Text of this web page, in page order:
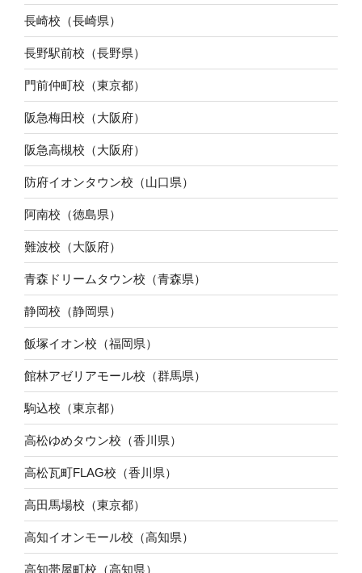
長崎校（長崎県）
長野駅前校（長野県）
門前仲町校（東京都）
阪急梅田校（大阪府）
阪急高槻校（大阪府）
防府イオンタウン校（山口県）
阿南校（徳島県）
難波校（大阪府）
青森ドリームタウン校（青森県）
静岡校（静岡県）
飯塚イオン校（福岡県）
館林アゼリアモール校（群馬県）
駒込校（東京都）
高松ゆめタウン校（香川県）
高松瓦町FLAG校（香川県）
高田馬場校（東京都）
高知イオンモール校（高知県）
高知帯屋町校（高知県）